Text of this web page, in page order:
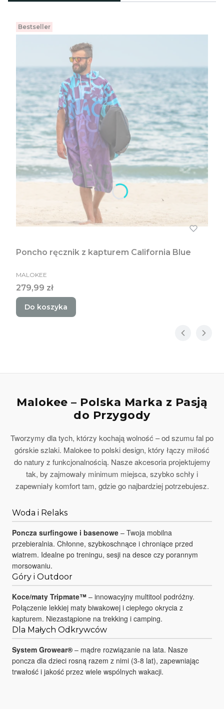
Bestseller
Poncho ręcznik z kapturem California Blue
PRODUCENT
MALOKEE
Cena
279,99 zł
Do koszyka
Malokee – Polska Marka z Pasją
do Przygody
Tworzymy dla tych, którzy kochają wolność – od szumu fal po
górskie szlaki. Malokee to polski design, który łączy miłość
do natury z funkcjonalnością. Nasze akcesoria projektujemy
tak, by zajmowały minimum miejsca, szybko schły i
zapewniały komfort tam, gdzie go najbardziej potrzebujesz.
Woda i Relaks
Poncza surfingowe i basenowe – Twoja mobilna
przebieralnia. Chłonne, szybkoschnące i chroniące przed
wiatrem. Idealne po treningu, sesji na desce czy porannym
morsowaniu.
Góry i Outdoor
Koce/maty Tripmate™ – innowacyjny multitool podróżny.
Połączenie lekkiej maty biwakowej i ciepłego okrycia z
kapturem. Niezastąpione na trekking i camping.
Dla Małych Odkrywców
System Growear® – mądre rozwiązanie na lata. Nasze
poncza dla dzieci rosną razem z nimi (3-8 lat), zapewniając
trwałość i jakość przez wiele wspólnych wakacji.